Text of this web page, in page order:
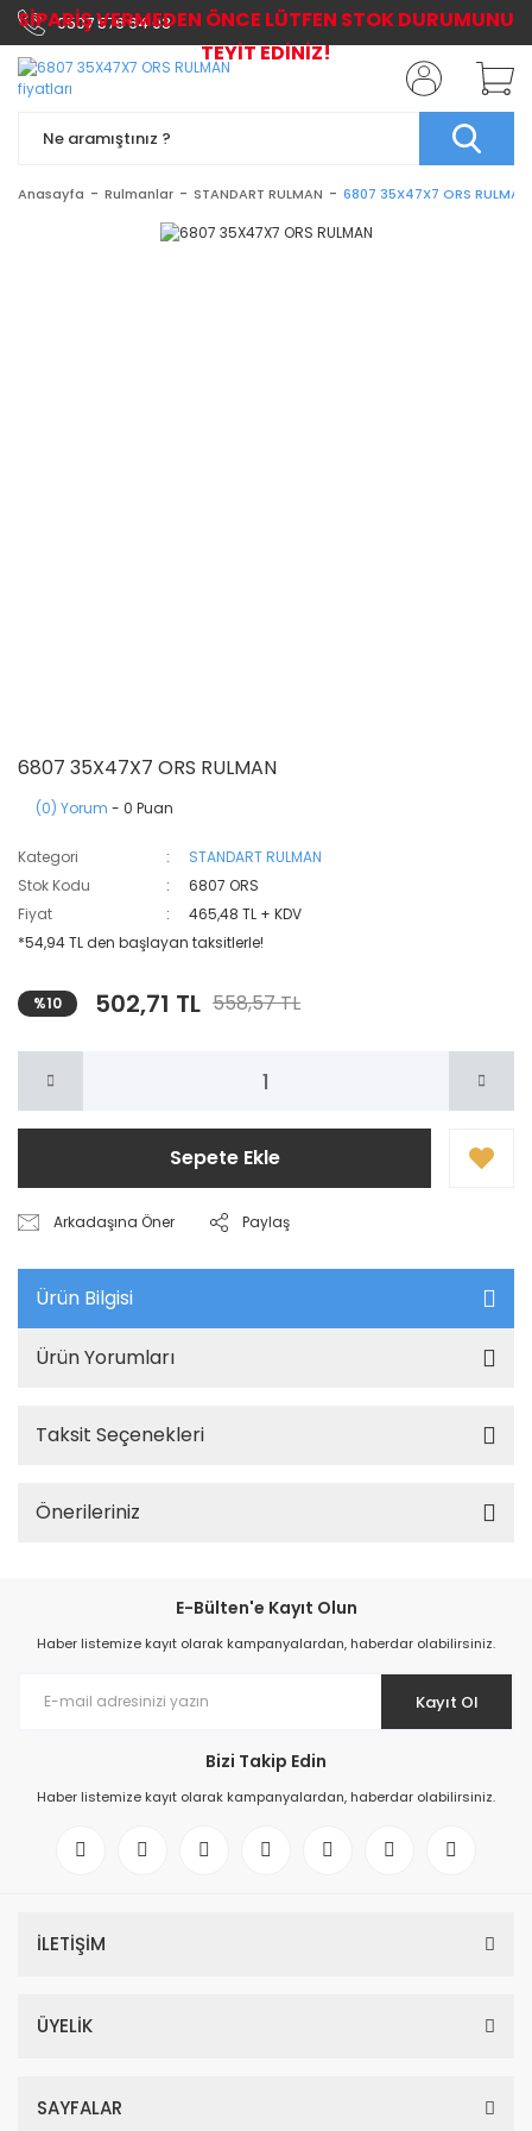
0507 576 64 03
Anasayfa Rulmanlar STANDART RULMAN 6807 35X47X7 ORS RULMAN
6807 35X47X7 ORS RULMAN
(0) Yorum - 0 Puan
Kategori
STANDART RULMAN
Stok Kodu
6807 ORS
Fiyat
465,48 TL + KDV
*54,94 TL den başlayan taksitlerle!
%10 502,71 TL 558,57 TL
Sepete Ekle
Arkadaşına Öner Paylaş
Ürün Bilgisi
Ürün Yorumları
Taksit Seçenekleri
Önerileriniz
E-Bülten'e Kayıt Olun
Haber listemize kayıt olarak kampanyalardan, haberdar olabilirsiniz.
Kayıt Ol
Bizi Takip Edin
Haber listemize kayıt olarak kampanyalardan, haberdar olabilirsiniz.
İLETİŞİM
ÜYELİK
SAYFALAR
SİPARİŞ VERMEDEN ÖNCE LÜTFEN STOK DURUMUNU
TEYİT EDİNİZ!